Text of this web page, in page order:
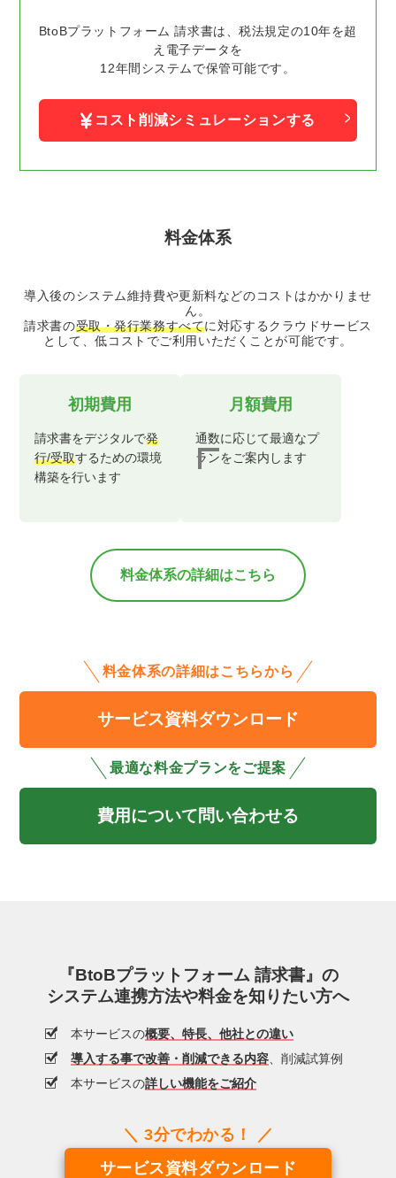
BtoBプラットフォーム 請求書は、税法規定の10年を超
え電子データを
12年間システムで保管可能です。
コスト削減シミュレーションする
料金体系
導入後のシステム維持費や更新料などのコストはかかりませ
ん。
請求書の受取・発行業務すべてに対応するクラウドサービス
として、低コストでご利用いただくことが可能です。
初期費用
請求書をデジタルで発
行/受取するための環境
構築を行います
月額費用
通数に応じて最適なプ
ランをご案内します
料金体系の詳細はこちら
料金体系の詳細はこちらから
サービス資料ダウンロード
最適な料金プランをご提案
費用について問い合わせる
『BtoBプラットフォーム 請求書』の
システム連携方法や料金を知りたい方へ
本サービスの概要、特長、他社との違い
導入する事で改善・削減できる内容、削減試算例
本サービスの詳しい機能をご紹介
サービス資料ダウンロード